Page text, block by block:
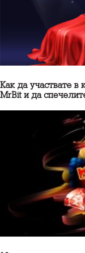
Как да участвате в
MrBit и да